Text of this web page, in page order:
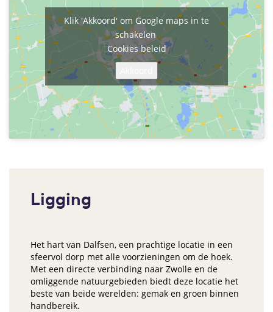
Klik 'Akkoord' om Google maps in te
schakelen
Cookies beleid
Ligging
Het hart van Dalfsen, een prachtige locatie in een
sfeervol dorp met alle voorzieningen om de hoek.
Met een directe verbinding naar Zwolle en de
omliggende natuurgebieden biedt deze locatie het
beste van beide werelden: gemak en groen binnen
handbereik.